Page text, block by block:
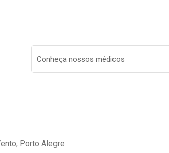
Conheça nossos médicos
Porto Alegre